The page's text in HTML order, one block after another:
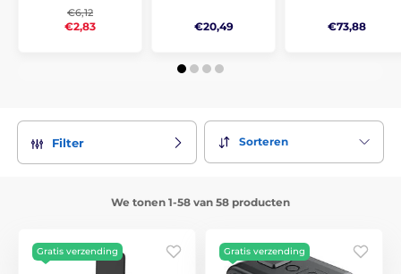
€6,12
€2,83 €20,49 €73,88
Filter Sorteren
We tonen 1-58 van 58 producten
Gratis verzending Gratis verzending